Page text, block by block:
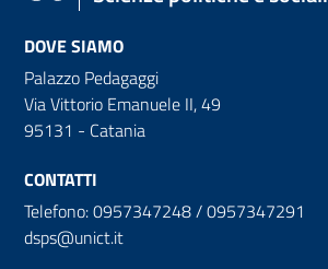
DOVE SIAMO
Palazzo Pedagaggi
Via Vittorio Emanuele II, 49
95131 - Catania
CONTATTI
Telefono: 0957347248 / 0957347291
dsps@unict.it